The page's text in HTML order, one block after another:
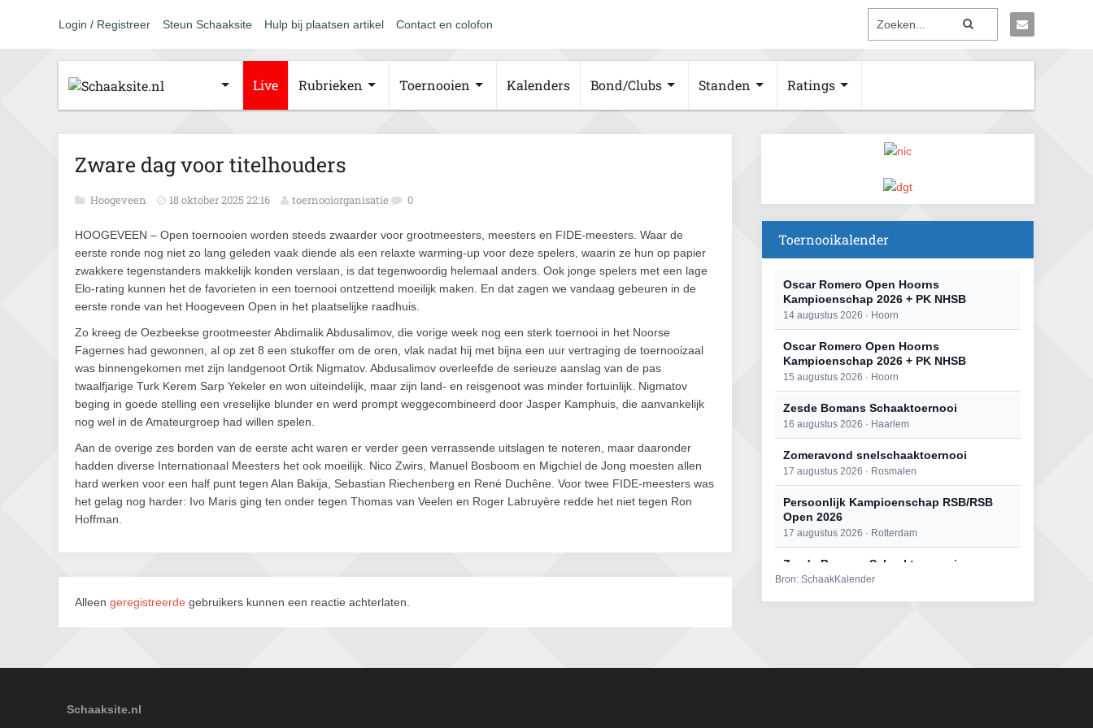
Login / Registreer Steun Schaaksite Hulp bij plaatsen artikel Contact en colofon
Live Rubrieken Toernooien Kalenders Bond/Clubs Standen Ratings
Zware dag voor titelhouders
Hoogeveen 18 oktober 2025 22:16 toernooiorganisatie 0
HOOGEVEEN – Open toernooien worden steeds zwaarder voor grootmeesters, meesters en FIDE-meesters. Waar de
eerste ronde nog niet zo lang geleden vaak diende als een relaxte warming-up voor deze spelers, waarin ze hun op papier
zwakkere tegenstanders makkelijk konden verslaan, is dat tegenwoordig helemaal anders. Ook jonge spelers met een lage
Elo-rating kunnen het de favorieten in een toernooi ontzettend moeilijk maken. En dat zagen we vandaag gebeuren in de
eerste ronde van het Hoogeveen Open in het plaatselijke raadhuis.
Zo kreeg de Oezbeekse grootmeester Abdimalik Abdusalimov, die vorige week nog een sterk toernooi in het Noorse
Fagernes had gewonnen, al op zet 8 een stukoffer om de oren, vlak nadat hij met bijna een uur vertraging de toernooizaal
was binnengekomen met zijn landgenoot Ortik Nigmatov. Abdusalimov overleefde de serieuze aanslag van de pas
twaalfjarige Turk Kerem Sarp Yekeler en won uiteindelijk, maar zijn land- en reisgenoot was minder fortuinlijk. Nigmatov
beging in goede stelling een vreselijke blunder en werd prompt weggecombineerd door Jasper Kamphuis, die aanvankelijk
nog wel in de Amateurgroep had willen spelen.
Aan de overige zes borden van de eerste acht waren er verder geen verrassende uitslagen te noteren, maar daaronder
hadden diverse Internationaal Meesters het ook moeilijk. Nico Zwirs, Manuel Bosboom en Migchiel de Jong moesten allen
hard werken voor een half punt tegen Alan Bakija, Sebastian Riechenberg en René Duchêne. Voor twee FIDE-meesters was
het gelag nog harder: Ivo Maris ging ten onder tegen Thomas van Veelen en Roger Labruyère redde het niet tegen Ron
Hoffman.
Alleen geregistreerde gebruikers kunnen een reactie achterlaten.
Toernooikalender
Oscar Romero Open Hoorns
Kampioenschap 2026 + PK NHSB
14 augustus 2026 · Hoorn
Oscar Romero Open Hoorns
Kampioenschap 2026 + PK NHSB
15 augustus 2026 · Hoorn
Zesde Bomans Schaaktoernooi
16 augustus 2026 · Haarlem
Zomeravond snelschaaktoernooi
17 augustus 2026 · Rosmalen
Persoonlijk Kampioenschap RSB/RSB
Open 2026
17 augustus 2026 · Rotterdam
Zesde Bomans Schaaktoernooi
17 augustus 2026 · Haarlem
Bron: SchaakKalender
Schaaksite.nl